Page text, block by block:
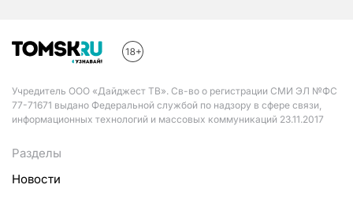
Учредитель ООО «Дайджест ТВ». Св-во о регистрации СМИ ЭЛ №ФС
77-71671 выдано Федеральной службой по надзору в сфере связи,
информационных технологий и массовых коммуникаций 23.11.2017
Разделы
Новости